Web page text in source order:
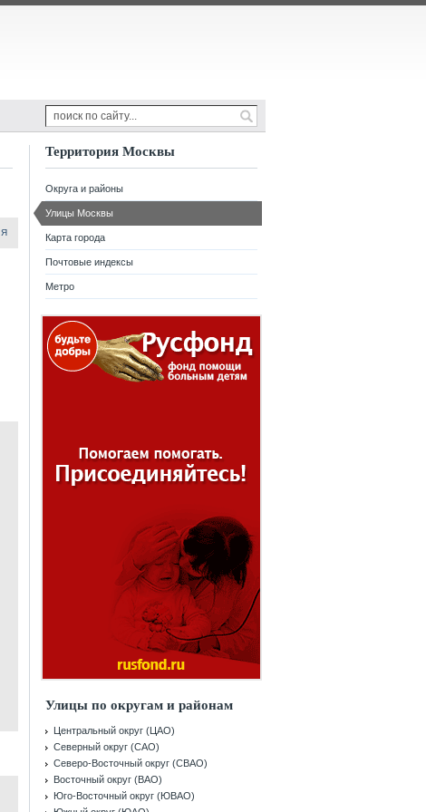
Я
Территория Москвы
Округа и районы
Улицы Москвы
Карта города
Почтовые индексы
Метро
Улицы по округам и районам
Центральный округ (ЦАО)
Северный округ (САО)
Северо-Восточный округ (СВАО)
Восточный округ (ВАО)
Юго-Восточный округ (ЮВАО)